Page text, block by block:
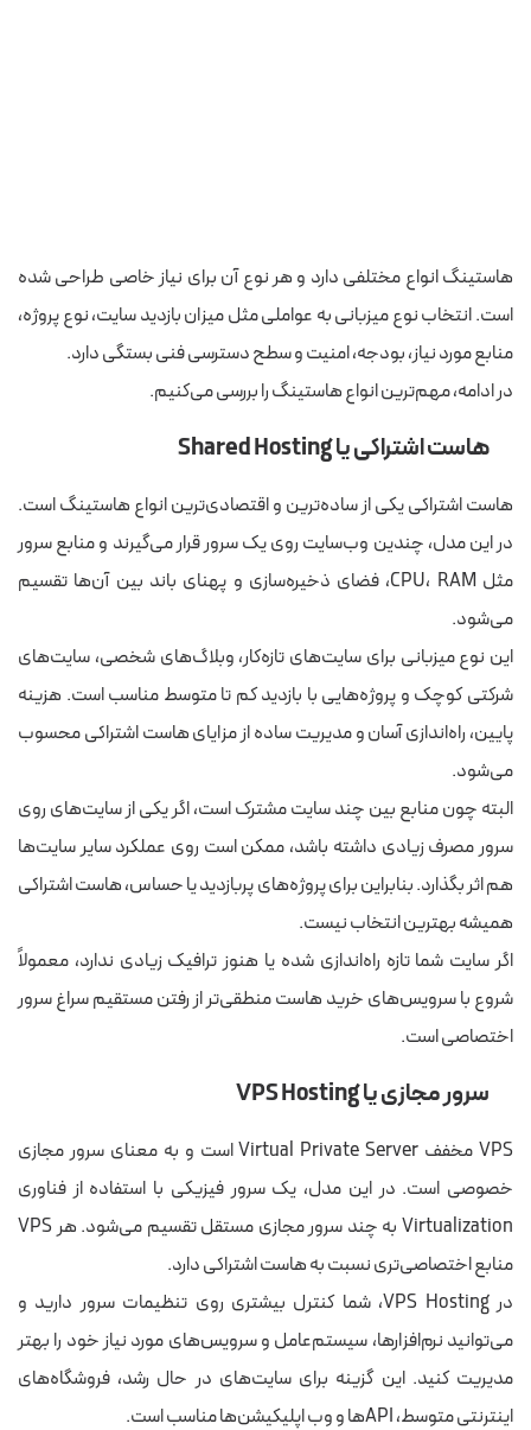
هاستینگ انواع مختلفی دارد و هر نوع آن برای نیاز خاصی طراحی شده
است. انتخاب نوع میزبانی به عواملی مثل میزان بازدید سایت، نوع پروژه،
منابع مورد نیاز، بودجه، امنیت و سطح دسترسی فنی بستگی دارد.
در ادامه، مهم‌ترین انواع هاستینگ را بررسی می‌کنیم.
هاست اشتراکی یا Shared Hosting
هاست اشتراکی یکی از ساده‌ترین و اقتصادی‌ترین انواع هاستینگ است.
در این مدل، چندین وب‌سایت روی یک سرور قرار می‌گیرند و منابع سرور
مثل CPU، RAM، فضای ذخیره‌سازی و پهنای باند بین آن‌ها تقسیم
می‌شود.
این نوع میزبانی برای سایت‌های تازه‌کار، وبلاگ‌های شخصی، سایت‌های
شرکتی کوچک و پروژه‌هایی با بازدید کم تا متوسط مناسب است. هزینه
پایین، راه‌اندازی آسان و مدیریت ساده از مزایای هاست اشتراکی محسوب
می‌شود.
البته چون منابع بین چند سایت مشترک است، اگر یکی از سایت‌های روی
سرور مصرف زیادی داشته باشد، ممکن است روی عملکرد سایر سایت‌ها
هم اثر بگذارد. بنابراین برای پروژه‌های پربازدید یا حساس، هاست اشتراکی
همیشه بهترین انتخاب نیست.
اگر سایت شما تازه راه‌اندازی شده یا هنوز ترافیک زیادی ندارد، معمولاً
شروع با سرویس‌های خرید هاستمنطقی‌تر از رفتن مستقیم سراغ سرور
اختصاصی است.
سرور مجازی یا VPS Hosting
VPS مخفف Virtual Private Server است و به معنای سرور مجازی
خصوصی است. در این مدل، یک سرور فیزیکی با استفاده از فناوری
Virtualization به چند سرور مجازی مستقل تقسیم می‌شود. هر VPS
منابع اختصاصی‌تری نسبت به هاست اشتراکی دارد.
در VPS Hosting، شما کنترل بیشتری روی تنظیمات سرور دارید و
می‌توانید نرم‌افزارها، سیستم‌عامل و سرویس‌های مورد نیاز خود را بهتر
مدیریت کنید. این گزینه برای سایت‌های در حال رشد، فروشگاه‌های
اینترنتی متوسط، APIها و وب اپلیکیشن‌ها مناسب است.